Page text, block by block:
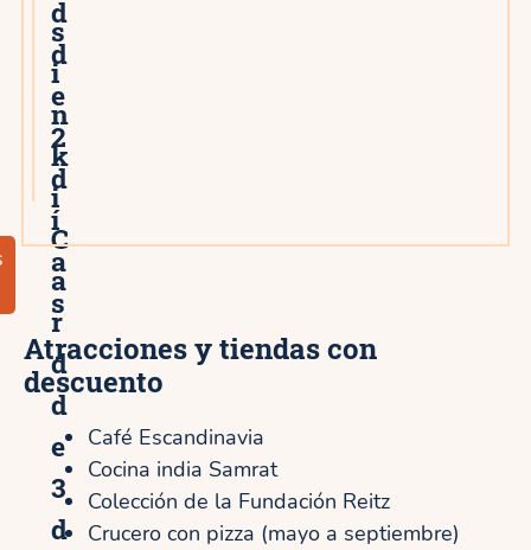
d
d
e
2
d
í
a
s
s
i
n
k
i
C
a
r
d
d
e
3
d
Atracciones y tiendas con
descuento
Café Escandinavia
Cocina india Samrat
Colección de la Fundación Reitz
Crucero con pizza (mayo a septiembre)